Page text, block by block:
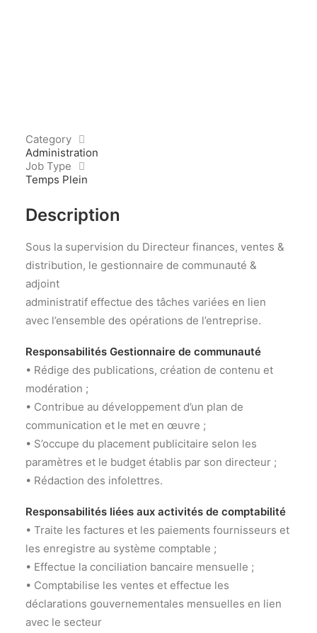
Category
Administration
Job Type
Temps Plein
Description
Sous la supervision du Directeur finances, ventes &
distribution, le gestionnaire de communauté &
adjoint
administratif effectue des tâches variées en lien
avec l’ensemble des opérations de l’entreprise.
Responsabilités Gestionnaire de communauté
• Rédige des publications, création de contenu et
modération ;
• Contribue au développement d’un plan de
communication et le met en œuvre ;
• S’occupe du placement publicitaire selon les
paramètres et le budget établis par son directeur ;
• Rédaction des infolettres.
Responsabilités liées aux activités de comptabilité
• Traite les factures et les paiements fournisseurs et
les enregistre au système comptable ;
• Effectue la conciliation bancaire mensuelle ;
• Comptabilise les ventes et effectue les
déclarations gouvernementales mensuelles en lien
avec le secteur